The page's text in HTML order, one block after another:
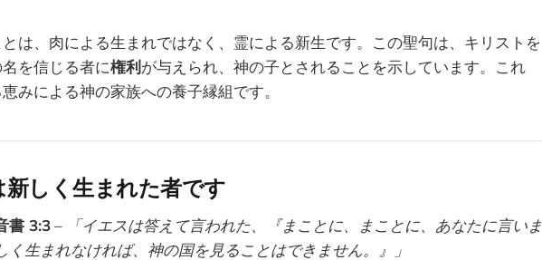
は、肉による生まれではなく、霊による新生です。この聖句は、キリストを
を信じる者に権利 が与えられ、神の子とされることを示しています。これ
みによる神の家族への養子縁組です。
新しく生まれた者です
書 3:3–
「イエスは答えて言われた、『まことに、まことに、あなたに言いま
く生まれなければ、神の国を見ることはできません。』」